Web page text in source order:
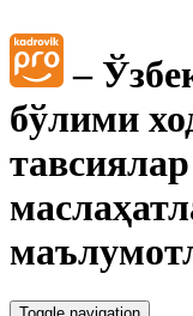
–
бўлими